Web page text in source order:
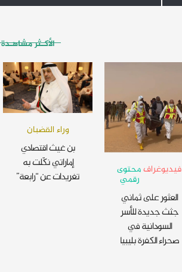
الأكـثر مشاهـدة
فيديوغرافمحتوى
رقمي
العثور على ثماني
جثث جديدة للأسر
السودانية في
صحراء الكفرة بليبيا
وراء القضبان
بن غيث اقتصادي
إماراتي نكّلت به
تغريدات عن “رابعة”